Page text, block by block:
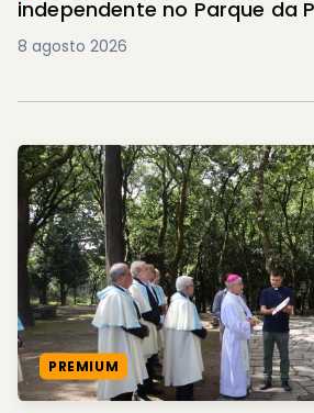
independente no Parque da
8 agosto 2026
PREMIUM